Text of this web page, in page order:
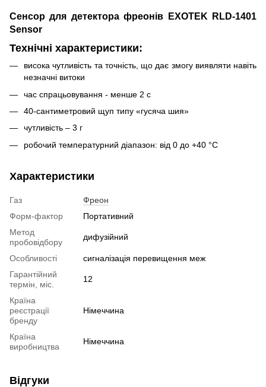
Сенсор для детектора фреонів EXOTEK RLD-1401
Sensor
Технічні характеристики:
висока чутливість та точність, що дає змогу виявляти навіть
незначні витоки
час спрацьовування - менше 2 с
40-сантиметровий щуп типу «гусяча шия»
чутливість – 3 г
робочий температурний діапазон: від 0 до +40 °C
Характеристики
Газ
Фреон
Форм-фактор
Портативний
Метод
пробовідбору
дифузійний
Особливості
сигналізація перевищення меж
Гарантійний
термін, міс.
12
Країна
реєстрації
бренду
Німеччина
Країна
виробництва
Німеччина
Відгуки